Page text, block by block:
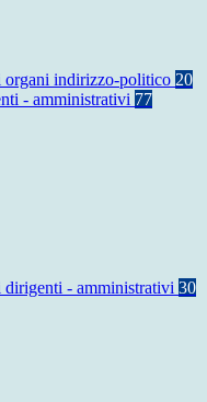
organi indirizzo-politico 20
- amministrativi 77
dirigenti - amministrativi 30